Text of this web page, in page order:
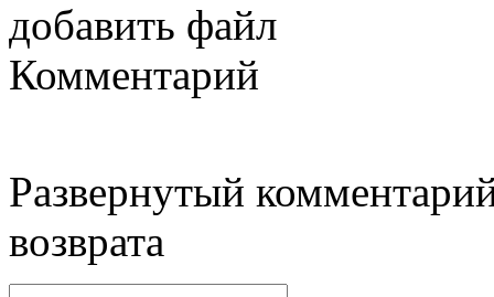
добавить файл
Комментарий
Развернутый
возврата